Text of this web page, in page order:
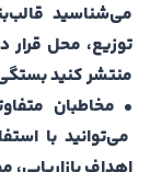
می‌شناسید
توزیع، محل قرار
منتشر کنید
• مخاطبان
می‌توانید با